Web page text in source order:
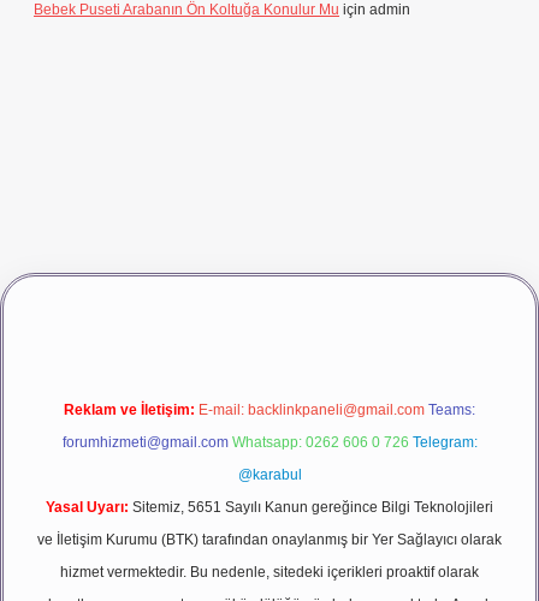
Bebek Puseti Arabanın Ön Koltuğa Konulur Mu için admin
girişbetexper
Reklam ve İletişim: E-mail: backlinkpaneli@gmail.com Teams:
forumhizmeti@gmail.com Whatsapp: 0262 606 0 726 Telegram:
@karabul
Yasal Uyarı: Sitemiz, 5651 Sayılı Kanun gereğince Bilgi Teknolojileri
ve İletişim Kurumu (BTK) tarafından onaylanmış bir Yer Sağlayıcı olarak
hizmet vermektedir. Bu nedenle, sitedeki içerikleri proaktif olarak